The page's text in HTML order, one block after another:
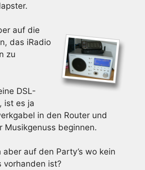
auf die
das iRadio
zu
DSL-
ist es ja
in den Router und
Musikgenuss beginnen.
aber auf den Party’s wo kein
vorhanden ist?